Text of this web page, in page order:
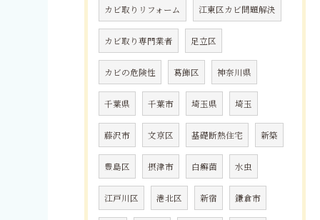
カビ取りリフォーム 江東区カビ問題解決
カビ取り専門業者 足立区
カビの危険性 葛飾区 神奈川県
千葉県 千葉市 埼玉県 埼玉
藤沢市 文京区 基礎断熱住宅 新築
豊島区 摂津市 白癬菌 水虫
江戸川区 港北区 新宿 鎌倉市